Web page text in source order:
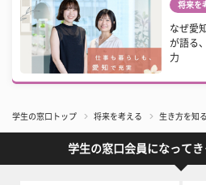
将来を
なぜ愛
が語る
力
学生の窓口トップ 将来を考える 生き方を知る
学生の窓口会員になってき